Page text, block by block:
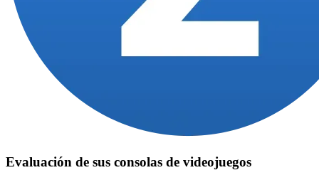
Evaluación de sus consolas de videojuegos